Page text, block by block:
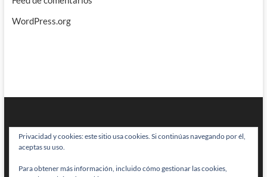
WordPress.org
BRAINSTOMPING| Diseñado por:Theme Freesia|WordPress| © Todos
Privacidad y cookies: este sitio usa cookies. Si continúas navegando por él,
aceptas su uso.
Para obtener más información, incluido cómo gestionar las cookies,